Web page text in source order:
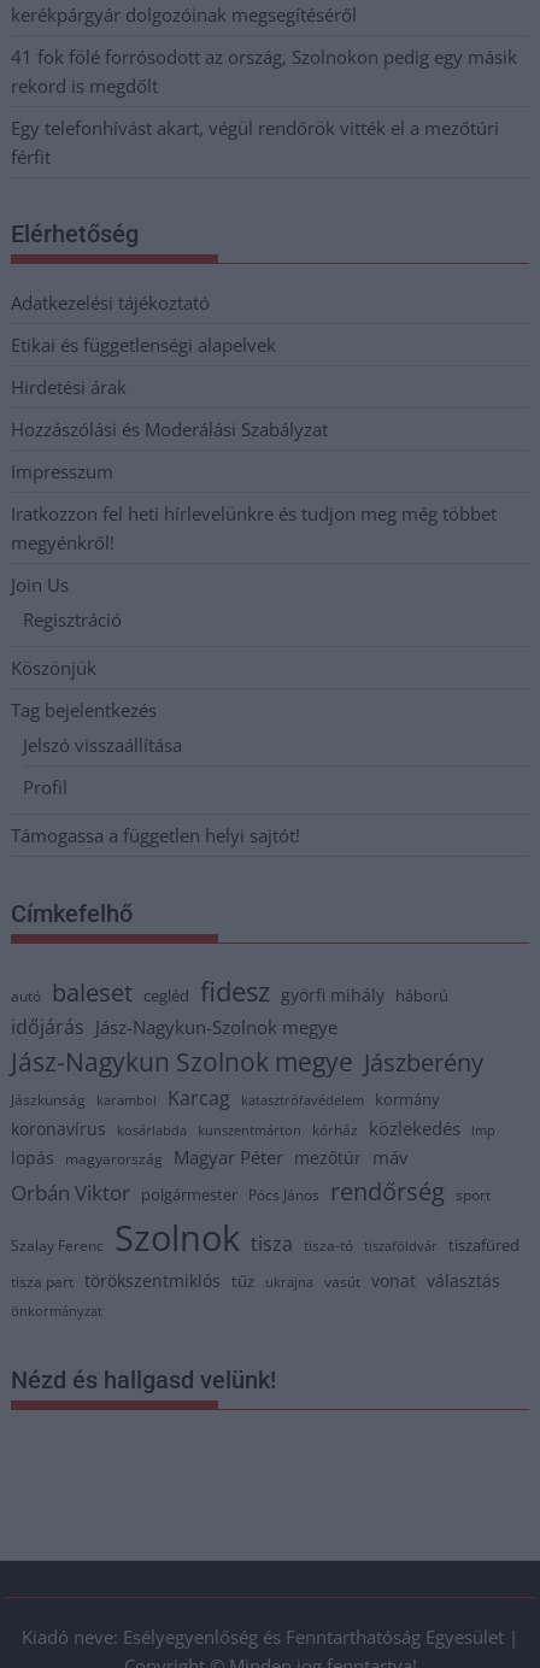
kerékpárgyár dolgozóinak megsegítéséről
41 fok fölé forrósodott az ország, Szolnokon pedig egy másik
rekord is megdőlt
Egy telefonhívást akart, végül rendőrök vitték el a mezőtúri
férfit
Elérhetőség
Adatkezelési tájékoztató
Etikai és függetlenségi alapelvek
Hirdetési árak
Hozzászólási és Moderálási Szabályzat
Impresszum
Iratkozzon fel heti hírlevelünkre és tudjon meg még többet
megyénkről!
Join Us
Regisztráció
Köszönjük
Tag bejelentkezés
Jelszó visszaállítása
Profil
Támogassa a független helyi sajtót!
Címkefelhő
autó baleset cegléd fidesz györfi mihály háború
időjárás Jász-Nagykun-Szolnok megye
Jász-Nagykun Szolnok megye Jászberény
Jászkunság karambol Karcag katasztrófavédelem kormány
koronavírus kosárlabda kunszentmárton kórház közlekedés lmp
lopás magyarország Magyar Péter mezőtúr máv
Orbán Viktor polgármester Pócs János rendőrség sport
Szalay Ferenc Szolnok tisza tisza-tó tiszaföldvár tiszafüred
tisza part törökszentmiklós tűz ukrajna vasút vonat választás
önkormányzat
Nézd és hallgasd velünk!
Kiadó neve: Esélyegyenlőség és Fenntarthatóság Egyesület |